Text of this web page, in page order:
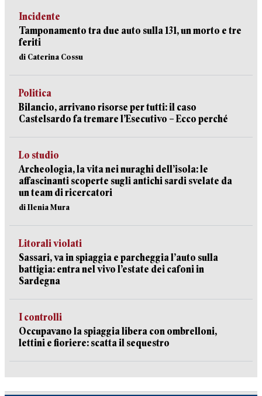
Incidente
Tamponamento tra due auto sulla 131, un morto e tre
feriti
di Caterina Cossu
Politica
Bilancio, arrivano risorse per tutti: il caso
Castelsardo fa tremare l’Esecutivo – Ecco perché
Lo studio
Archeologia, la vita nei nuraghi dell’isola: le
affascinanti scoperte sugli antichi sardi svelate da
un team di ricercatori
di Ilenia Mura
Litorali violati
Sassari, va in spiaggia e parcheggia l’auto sulla
battigia: entra nel vivo l’estate dei cafoni in
Sardegna
I controlli
Occupavano la spiaggia libera con ombrelloni,
lettini e fioriere: scatta il sequestro